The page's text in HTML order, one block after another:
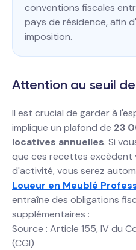
conventions fiscales
pays de résidence, afin
imposition.
Attention au seuil
Il est crucial de garder à
implique un plafond de 23
locatives annuelles. Si
que ces recettes excèdent
d'activité, vous serez
Loueur en Meublé
entraîne des obligations
supplémentaires :
Source : Article 155, IV du
(CGI)